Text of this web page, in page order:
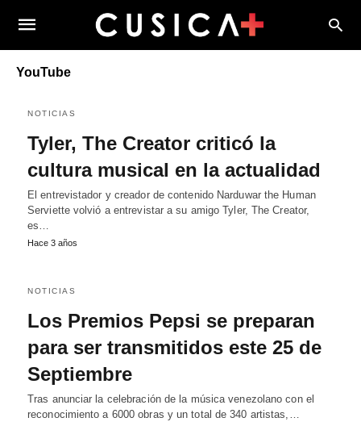
YouTube
NOTICIAS
Tyler, The Creator criticó la
cultura musical en la actualidad
El entrevistador y creador de contenido Narduwar the Human
Serviette volvió a entrevistar a su amigo Tyler, The Creator,
es…
Hace 3 años
NOTICIAS
Los Premios Pepsi se preparan
para ser transmitidos este 25 de
Septiembre
Tras anunciar la celebración de la música venezolano con el
reconocimiento a 6000 obras y un total de 340 artistas,…